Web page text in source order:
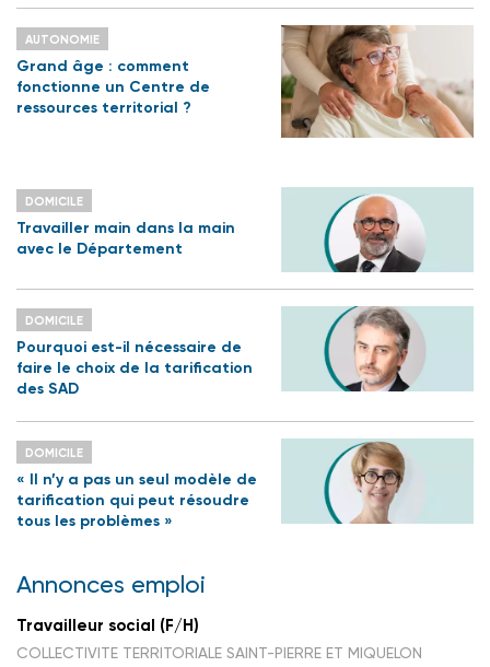
AUTONOMIE
Grand âge : comment
fonctionne un Centre de
ressources territorial ?
DOMICILE
Travailler main dans la main
avec le Département
DOMICILE
Pourquoi est-il nécessaire de
faire le choix de la tarification
des SAD
DOMICILE
« Il n’y a pas un seul modèle de
tarification qui peut résoudre
tous les problèmes »
Annonces emploi
Travailleur social (F/H)
COLLECTIVITE TERRITORIALE SAINT-PIERRE ET MIQUELON